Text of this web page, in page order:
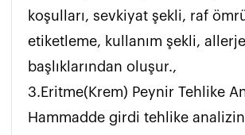
koşulları, sevkiyat şekli, raf
etiketleme, kullanım şekli,
başlıklarından oluşur.,
3.Eritme(Krem) Peynir Tehlike
Hammadde girdi tehlike